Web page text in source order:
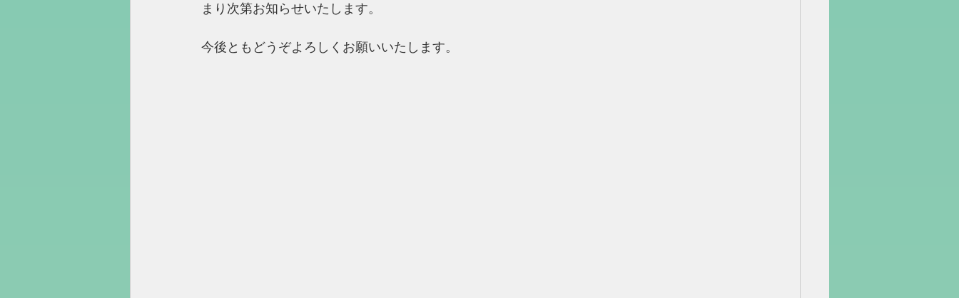
まり次第お知らせいたします。
今後ともどうぞよろしくお願いいたします。